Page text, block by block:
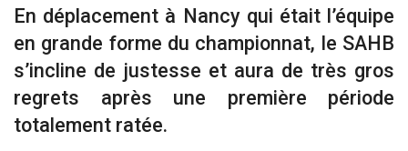
En déplacement à Nancy qui était l’équipe
en grande forme du championnat, le SAHB
s’incline de justesse et aura de très gros
regrets après une première période
totalement ratée.